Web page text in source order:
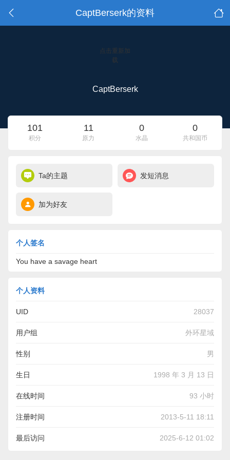
CaptBerserk的资料
点击重新加
载
CaptBerserk
101
积分
11
原力
0
水晶
0
共和国币
Ta的主题 发短消息
加为好友
个人签名
You have a savage heart
个人资料
UID 28037
用户组 外环星域
性别 男
生日 1998 年 3 月 13 日
在线时间 93 小时
注册时间 2013-5-11 18:11
最后访问 2025-6-12 01:02